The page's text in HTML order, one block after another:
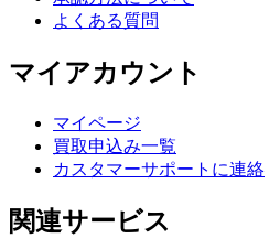
よくある質問
マイアカウント
マイページ
買取申込み一覧
カスタマーサポートに連絡
関連サービス